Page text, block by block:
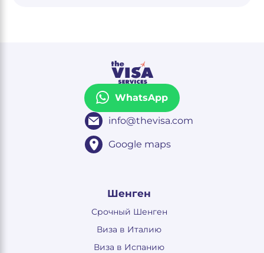
WhatsApp
info@thevisa.com
Google maps
Шенген
Срочный Шенген
Виза в Италию
Виза в Испанию